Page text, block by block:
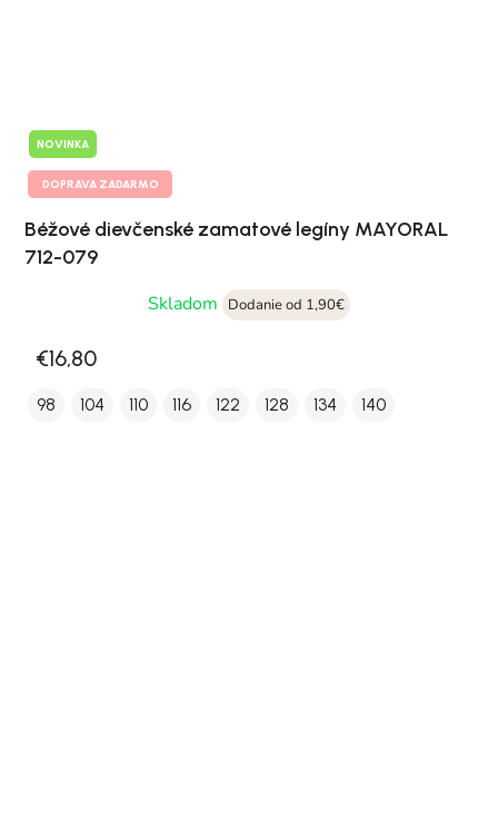
NOVINKA
DOPRAVA ZADARMO
Béžové dievčenské zamatové legíny MAYORAL
712-079
Skladom
Dodanie od 1,90€
€16,80
98 104 110 116 122 128 134 140